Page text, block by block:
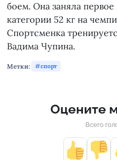
боем. Она заняла
категории 52 кг на
Спортсменка
Вадима Чупина.
Метки: спорт
Оцените
Всего